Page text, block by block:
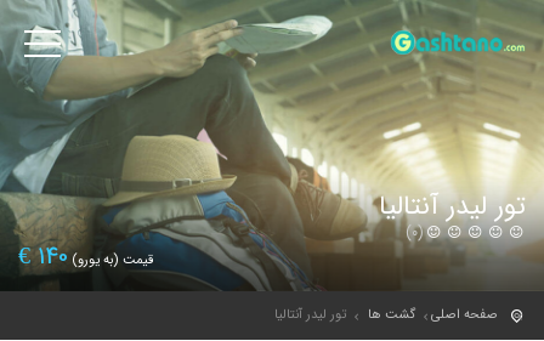
تور لیدر آنتالیا
(0)
قیمت (به یورو) 140
€
صفحه اصلی گشت ها تور لیدر آنتالیا